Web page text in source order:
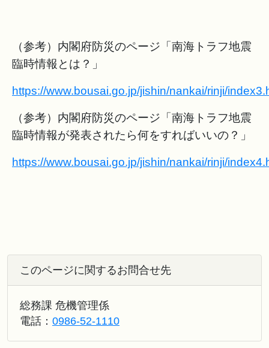
（参考）内閣府防災のページ「南海トラフ地震
臨時情報とは？」
https://www.bousai.go.jp/jishin/nankai/rinji/
（参考）内閣府防災のページ「南海トラフ地震
臨時情報が発表されたら何をすればいいの？」
https://www.bousai.go.jp/jishin/nankai/rinji/
このページに関するお問合せ先
総務課 危機管理係
電話： 0986-52-1110